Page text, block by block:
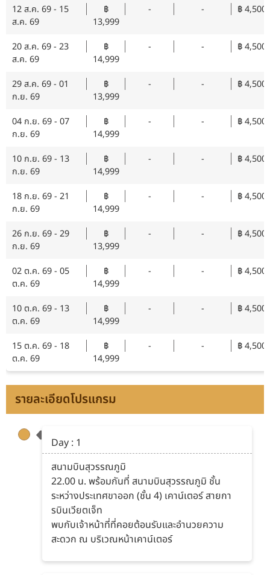
12 ส.ค. 69 - 15
ส.ค. 69
฿
13,999
- - ฿ 4,500
20 ส.ค. 69 - 23
ส.ค. 69
฿
14,999
- - ฿ 4,500
29 ส.ค. 69 - 01
ก.ย. 69
฿
13,999
- - ฿ 4,500
04 ก.ย. 69 - 07
ก.ย. 69
฿
14,999
- - ฿ 4,500
10 ก.ย. 69 - 13
ก.ย. 69
฿
14,999
- - ฿ 4,500
18 ก.ย. 69 - 21
ก.ย. 69
฿
14,999
- - ฿ 4,500
26 ก.ย. 69 - 29
ก.ย. 69
฿
13,999
- - ฿ 4,500
02 ต.ค. 69 - 05
ต.ค. 69
฿
14,999
- - ฿ 4,500
10 ต.ค. 69 - 13
ต.ค. 69
฿
14,999
- - ฿ 4,500
15 ต.ค. 69 - 18
ต.ค. 69
฿
14,999
- - ฿ 4,500
รายละเอียดโปรแกรม
Day : 1
สนามบินสุวรรณภูมิ
22.00 น. พร้อมกันที่ สนามบินสุวรรณภูมิ ชั้น
ระหว่างประเทศขาออก (ชั้น 4) เคาน์เตอร์ สายกา
รบินเวียตเจ็ท
พบกับเจ้าหน้าที่ที่คอยต้อนรับและอำนวยความ
สะดวก ณ บริเวณหน้าเคาน์เตอร์